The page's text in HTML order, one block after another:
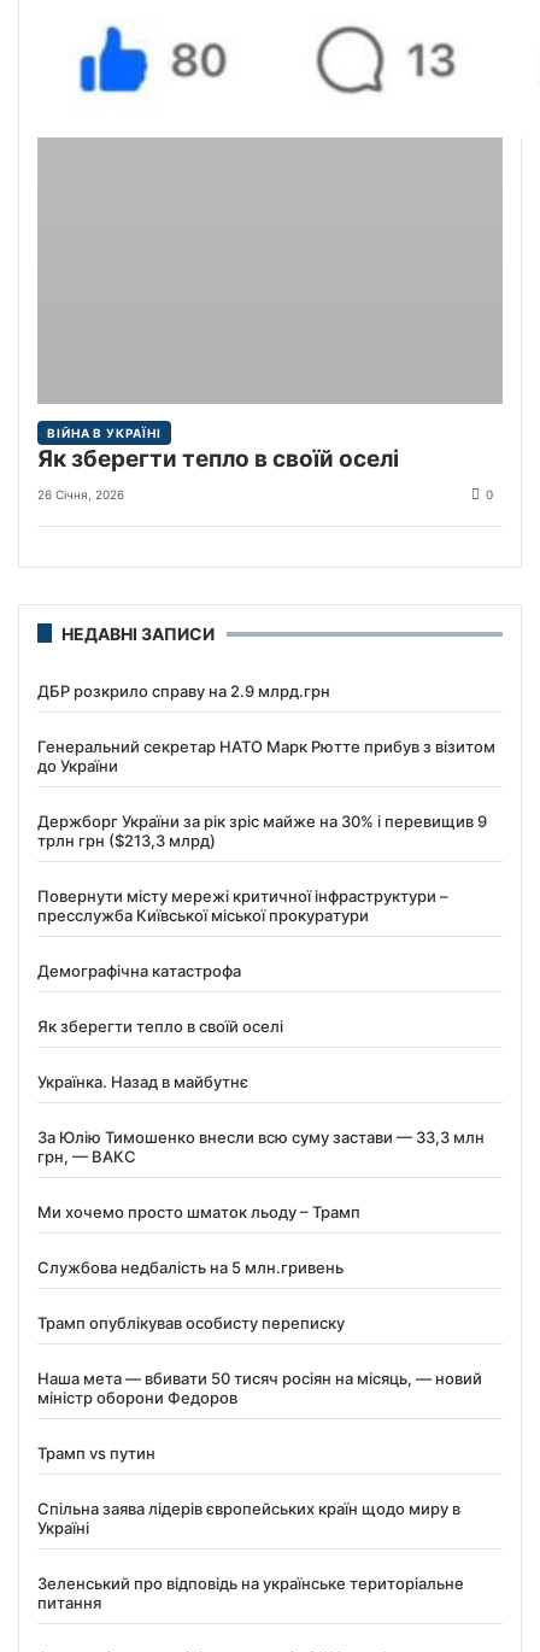
ВІЙНА В УКРАЇНІ
Як зберегти тепло в своїй оселі
26 Січня, 2026 0
НЕДАВНІ ЗАПИСИ
ДБР розкрило справу на 2.9 млрд.грн
Генеральний секретар НАТО Марк Рютте прибув з візитом
до України
Держборг України за рік зріс майже на 30% і перевищив 9
трлн грн ($213,3 млрд)
Повернути місту мережі критичної інфраструктури –
пресслужба Київської міської прокуратури
Демографічна катастрофа
Як зберегти тепло в своїй оселі
Українка. Назад в майбутнє
За Юлію Тимошенко внесли всю суму застави — 33,3 млн
грн, — ВАКС
Ми хочемо просто шматок льоду – Трамп
Службова недбалість на 5 млн.гривень
Трамп опублікував особисту переписку
Наша мета — вбивати 50 тисяч росіян на місяць, — новий
міністр оборони Федоров
Трамп vs путин
Спільна заява лідерів європейських країн щодо миру в
Україні
Зеленський про відповідь на українське територіальне
питання